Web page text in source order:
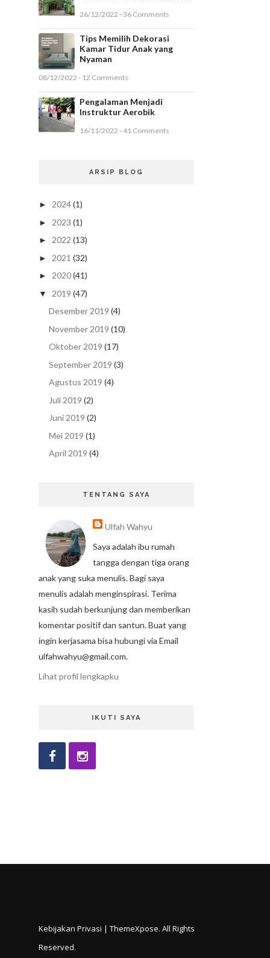
26/12/2022 - 36 Comments
Tips Memilih Dekorasi
Kamar Tidur Anak yang
Nyaman
08/12/2022 - 12 Comments
Pengalaman Menjadi
Instruktur Aerobik
16/11/2022 - 41 Comments
ARSIP BLOG
► 2024(1)
► 2023 (1)
► 2022 (13)
► 2021 (32)
► 2020(41)
▼ 2019 (47)
Desember 2019 (4)
November 2019 (10)
Oktober 2019 (17)
September 2019 (3)
Agustus 2019 (4)
Juli 2019 (2)
Juni 2019 (2)
Mei 2019 (1)
April 2019 (4)
TENTANG SAYA
Ulfah Wahyu
Saya adalah ibu rumah
tangga dengan tiga orang
anak yang suka menulis. Bagi saya
menulis adalah menginspirasi. Terima
kasih sudah berkunjung dan memberikan
komentar positif dan santun. Buat yang
ingin kerjasama bisa hubungi via Email
ulfahwahyu@gmail.com.
Lihat profil lengkapku
IKUTI SAYA
Kebijakan Privasi | ThemeXpose. All Rights
Reserved.